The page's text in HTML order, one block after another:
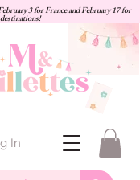
3 for France and February 17 for
In